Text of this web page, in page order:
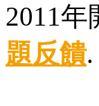
2011
題反饋.